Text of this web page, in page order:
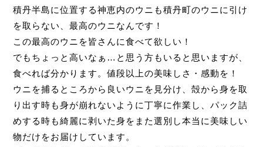
積丹半島に位置する神恵内のウニも積丹町のウニに引け
を取らない、最高のウニなんです！
この最高のウニを皆さんに食べて欲しい！
でもちょっと高いなぁ…と思う方もいると思いますが、
食べれば分かります。値段以上の美味しさ・感動を！
ウニを捕るところから良いウニを見分け、殻から身を取
り出す時も身が崩れないように丁寧に作業し、パック詰
めする時も綺麗に剥いた身をまた選別し本当に美味しい
物だけをお届けしています。